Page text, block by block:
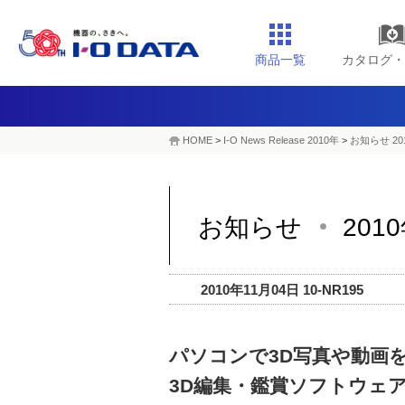
商品一覧 カタログ
HOME > I-O News Release 2010年 > お知らせ
お知らせ
2010年11月04日 10-NR195
パソコンで3D写真や動画
3D編集・鑑賞ソフトウェ